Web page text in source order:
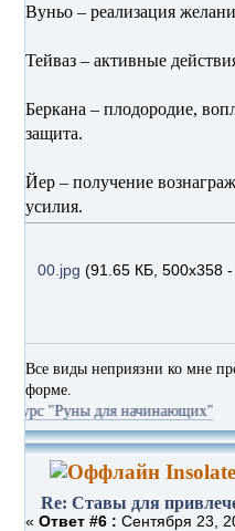
Вуньо – реализация
Тейваз – активные
Беркана – плодородие,
защита.
Йер – получение
усилия.
00.jpg (91.65 КБ, 500x358
Все виды неприязни ко мне
форме.
для начинающих"
Insolate
Re: Ставы для
«Ответ #6 : Сентября 23,